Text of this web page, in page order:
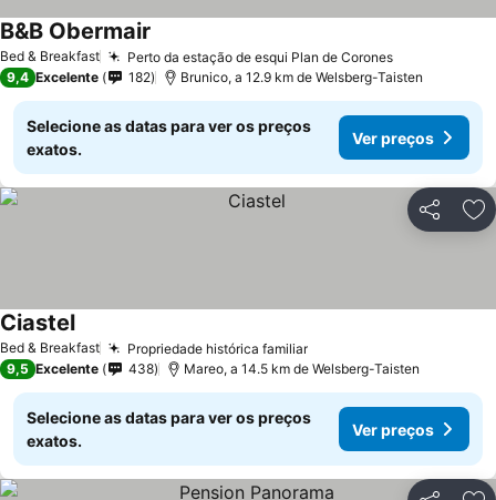
Bed & Breakfast Perto da estação de esqui Plan de Corones
B&B Obermair
9,4 Excelente 182 Brunico, a 12.9 km de Welsberg-Taisten
Selecione as datas para ver os preços
exatos.
Ver preços
Partilhar
Bed & Breakfast Propriedade histórica familiar
Ciastel
9,5 Excelente 438 Mareo, a 14.5 km de Welsberg-Taisten
Selecione as datas para ver os preços
exatos.
Ver preços